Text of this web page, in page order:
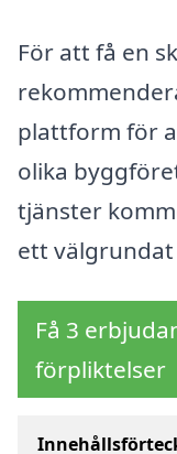
För att få en
plattform för
olika
tjänster
ett välgrundat
Få 3
förpliktelser